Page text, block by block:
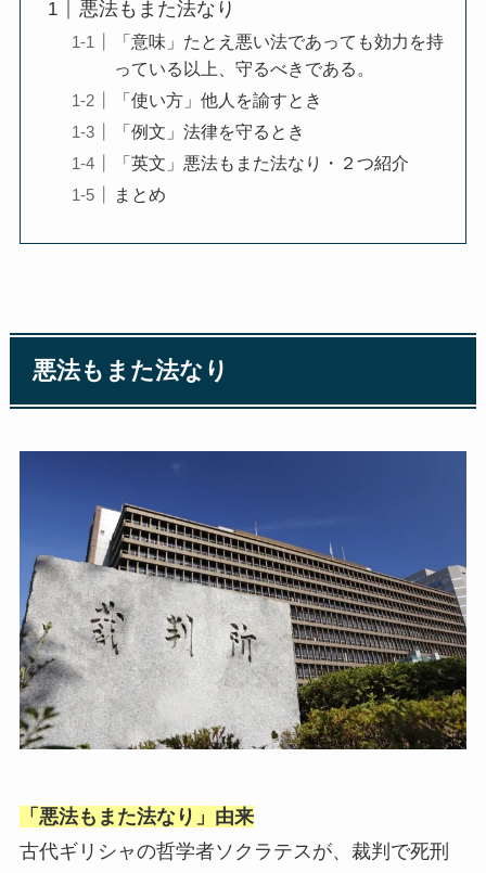
悪法もまた法なり
「意味」たとえ悪い法であっても効力を持
っている以上、守るべきである。
「使い方」他人を諭すとき
「例文」法律を守るとき
「英文」悪法もまた法なり・２つ紹介
まとめ
悪法もまた法なり
「悪法もまた法なり」由来
古代ギリシャの哲学者ソクラテスが、裁判で死刑